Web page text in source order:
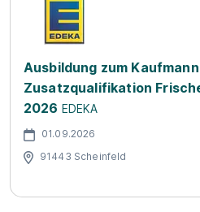
Ausbildung zum
Zusatzqualifikation
2026 EDEKA
01.09.2026
91443 Scheinfeld